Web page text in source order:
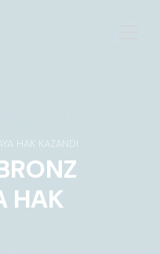
HAK KAZANDI
HAK